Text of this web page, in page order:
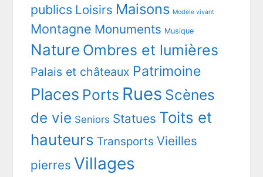
publics Loisirs Maisons Modèle vivant
Montagne Monuments Musique
Nature Ombres et lumières
Palais et châteaux Patrimoine
Places Ports Rues Scènes
de vie Seniors Statues Toits et
hauteurs Transports Vieilles
pierres Villages